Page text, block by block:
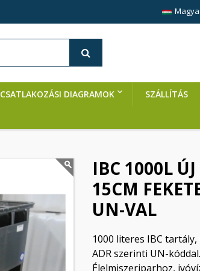
CSATLAKOZÁSI DIAGRAMOK SZÁLLÍTÁS
IBC 1000L
15CM
UN-VAL
1000 literes IBC
ADR szerinti UN-kóddal.
Élelmiszeriparhoz,